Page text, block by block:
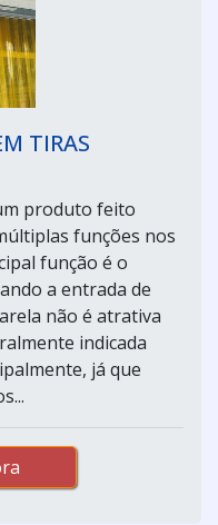
TIRAS
produto feito
funções nos
função é o
a entrada de
não é atrativa
indicada
já que